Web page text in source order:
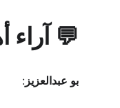
💬 آراء
بو عبدالعزيز :